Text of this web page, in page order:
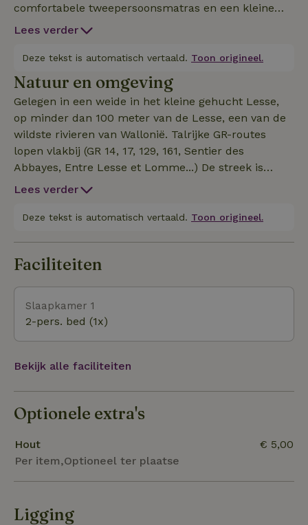
comfortabele tweepersoonsmatras en een kleine
houtkachel. Het is mogelijk om met 3 of 4 personen
beddengoed is niet aanwezig. Het bivak heeft ook
een buitendouche (onverwarmd) en een
drinkwaterpunt waar je jezelf kunt verfrissen en je
waterfles kunt vullen. Het bivak is uitgerust met
een droogtoilet en een oplaadpunt voor je smartphone.
Lees verder
Deze tekst is automatisch vertaald. Toon origineel.
Natuur en omgeving
Gelegen in een weide in het kleine gehucht Lesse,
op minder dan 100 meter van de Lesse, een van de
wildste rivieren van Wallonië. Talrijke GR-routes
lopen vlakbij (GR 14, 17, 129, 161, Sentier des
Abbayes, Entre Lesse et Lomme...) De streek is
gewoonweg schitterend. Voor een hapje eten kun je
Parkeer in het dorp of op de parkeerplaats van
Lees verder
Deze tekst is automatisch vertaald. Toon origineel.
Faciliteiten
Slaapkamer 1
2-pers. bed (1x)
Bekijk alle faciliteiten
Optionele extra's
Hout
Per item,Optioneel ter plaatse
€ 5,00
Ligging